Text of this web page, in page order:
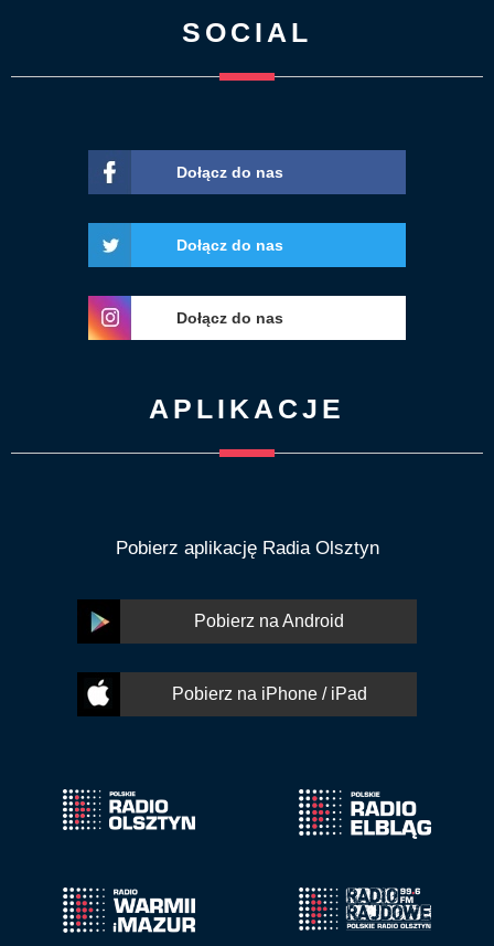
SOCIAL
Dołącz do nas
Dołącz do nas
Dołącz do nas
APLIKACJE
Pobierz aplikację Radia Olsztyn
Pobierz na Android
Pobierz na iPhone / iPad